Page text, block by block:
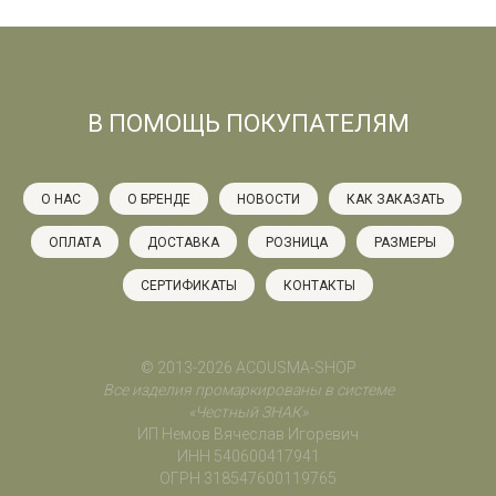
В ПОМОЩЬ ПОКУПАТЕЛЯМ
О НАС О БРЕНДЕ НОВОСТИ КАК ЗАКАЗАТЬ
ОПЛАТА ДОСТАВКА РОЗНИЦА РАЗМЕРЫ
СЕРТИФИКАТЫ КОНТАКТЫ
© 2013-2026 ACOUSMA-SHOP
Все изделия промаркированы в системе
«Честный ЗНАК»
ИП Немов Вячеслав Игоревич
ИНН 540600417941
ОГРН 318547600119765